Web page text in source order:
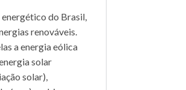
do Brasil,
renováveis.
a energia eólica
solar
solar),